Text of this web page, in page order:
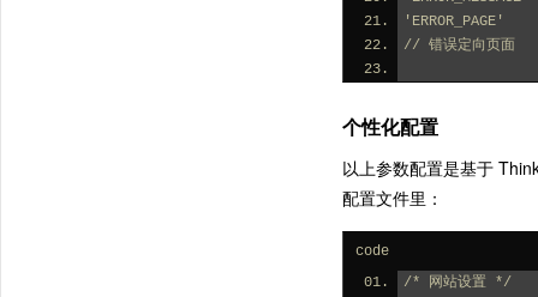
// 错误定向页面
个性化配置
以上参数配置是基于
配置文件里：
code
/* 网站设置 */